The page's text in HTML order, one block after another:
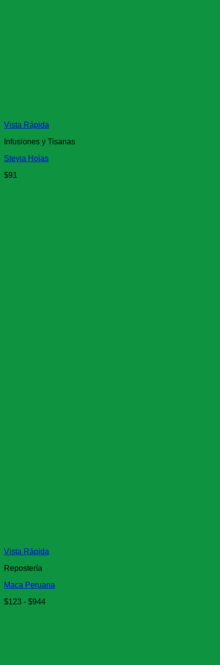
Vista Rápida
Infusiones y Tisanas
Stevia Hojas
$91
Vista Rápida
Repostería
Maca Peruana
$123 - $944Rango